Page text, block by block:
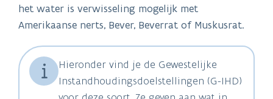
het water is verwisseling mogelijk met
Amerikaanse nerts, Bever, Beverrat of Muskusrat.
Hieronder vind je de Gewestelijke
Instandhoudingsdoelstellingen (G-IHD)